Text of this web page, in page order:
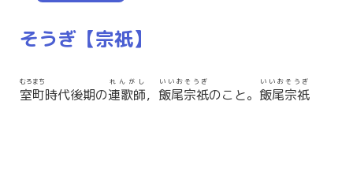
そうぎ【宗祇】
室町
むろまち
時代後期の連歌師
れんがし
， 飯尾宗祇
いいおそうぎ
のこと。 飯尾宗祇
いいおそうぎ